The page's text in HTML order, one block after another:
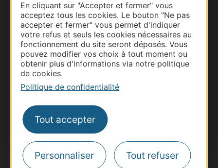
En cliquant sur "Accepter et fermer" vous
acceptez tous les cookies. Le bouton "Ne pas
accepter et fermer" vous permet d'indiquer
votre refus et seuls les cookies nécessaires au
fonctionnement du site seront déposés. Vous
pouvez modifier vos choix à tout moment ou
obtenir plus d'informations via notre politique
de cookies.
Politique de confidentialité
Tout accepter
Personnaliser Tout refuser
Thermalisme
Business/Mice
Pros d'Occitanie
Site presse et d'influence
Voyagistes
Inscrivez-vous à la lettre d'information
Destination Occitanie pour recevoir des
suggestions de séjours, de visites et de sorties.
Je m'abonne